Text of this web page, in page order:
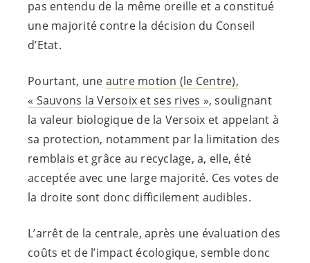
pas entendu de la même oreille et a constitué
une majorité contre la décision du Conseil
d’Etat.
Pourtant, une autre motion (le Centre),
« Sauvons la Versoix et ses rives », soulignant
la valeur biologique de la Versoix et appelant à
sa protection, notamment par la limitation des
remblais et grâce au recyclage, a, elle, été
acceptée avec une large majorité. Ces votes de
la droite sont donc difficilement audibles.
L’arrêt de la centrale, après une évaluation des
coûts et de l’impact écologique, semble donc